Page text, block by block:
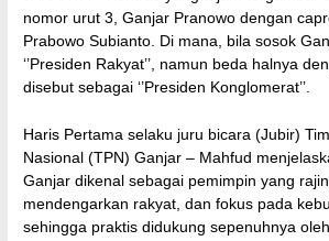
nomor urut 3, Ganjar Pranowo dengan
Prabowo Subianto. Di mana, bila sosok
‘’Presiden Rakyat’’, namun beda halnya
disebut sebagai ‘’Presiden Konglomerat’’.
Haris Pertama selaku juru bicara (Jubir)
Nasional (TPN) Ganjar – Mahfud
Ganjar dikenal sebagai pemimpin yang
mendengarkan rakyat, dan fokus pada
sehingga praktis didukung sepenuhnya